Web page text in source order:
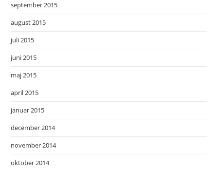
september 2015
august 2015
juli 2015
juni 2015
maj 2015
april 2015
januar 2015
december 2014
november 2014
oktober 2014